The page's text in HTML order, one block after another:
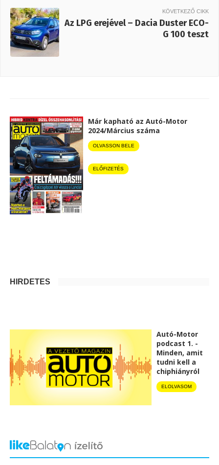
KÖVETKEZŐ CIKK
Az LPG erejével – Dacia Duster ECO-
G 100 teszt
Már kapható az Autó-Motor
2024/Március száma
OLVASSON BELE
ELŐFIZETÉS
HIRDETÉS
Autó-Motor
podcast 1. -
Minden, amit
tudni kell a
chiphiányról
ELOLVASOM